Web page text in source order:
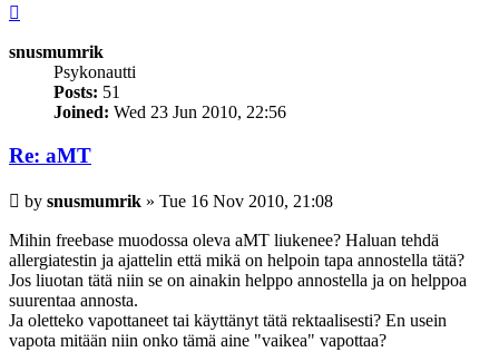
snusmumrik
Psykonautti
Posts: 51
Joined: Wed 23 Jun 2010, 22:56
Re: aMT
Post
by snusmumrik » Tue 16 Nov 2010, 21:08
Mihin freebase muodossa oleva aMT liukenee? Haluan tehdä
allergiatestin ja ajattelin että mikä on helpoin tapa annostella tätä?
Jos liuotan tätä niin se on ainakin helppo annostella ja on helppoa
suurentaa annosta.
Ja oletteko vapottaneet tai käyttänyt tätä rektaalisesti? En usein
vapota mitään niin onko tämä aine "vaikea" vapottaa?